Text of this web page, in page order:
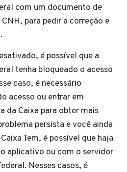
com um documento de
para pedir a correção e
é possível que a
tenha bloqueado o acesso
caso, é necessário
acesso ou entrar em
da Caixa para obter mais
persista e você ainda
Tem, é possível que haja
aplicativo ou com o servidor
Nesses casos, é